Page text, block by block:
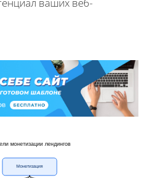
монетизации лендингов
Монетизация